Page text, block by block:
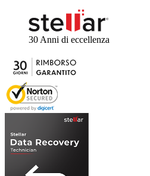
30 Anni di eccellenza